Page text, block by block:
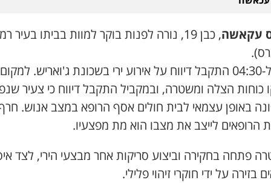
עקאשה
, כבן 19, נורה לפנות בוקר למוות בביתו בעיר
סמוך ל-04:30 התקבל דיווח על אירוע ירי בשכונת ג'ואריש. למקום
כוחות הצלה ומשטרה, ובמקביל התקבל דיווח כי צעיר
באופן עצמאי לבית חולים אסף הרופא במצב אנוש.
הרופאים לייצב את מצבו הוא מת מפצעיו.
פתחה בחקירה וביצוע סריקות אחר מבצעי הירי, לצד
בזירה על ידי חוקרי זיהוי פלילי.